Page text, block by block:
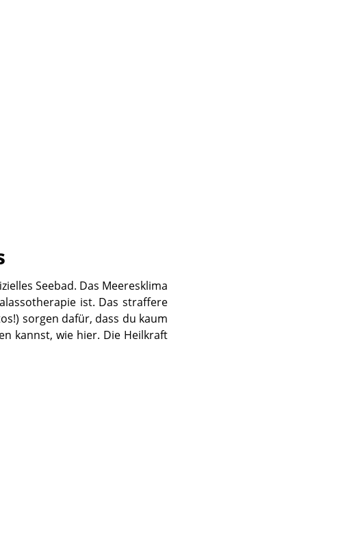
Seebad. Das Meeresklima
ist. Das straffere
sorgen dafür, dass du kaum
kannst, wie hier. Die Heilkraft